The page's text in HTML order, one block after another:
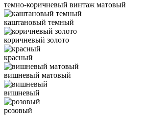
темно-коричневый винтаж матовый
каштановый темный
коричневый золото
красный
вишневый матовый
вишневый
розовый